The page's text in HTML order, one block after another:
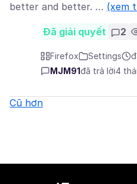
better and better. … (xem
Đã giải quyết 2
Firefox Settings
MJM91đã trả lời4
Cũ hơn